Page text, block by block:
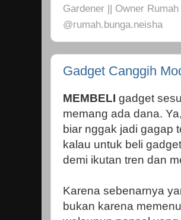
Gardener || Owner
@rumah.bunga.neisha
Gadget Canggih
MEMBELI gadget
memang ada dana.
biar nggak jadi gagap
kalau untuk beli
demi ikutan tren dan
Karena sebenarnya
bukan karena